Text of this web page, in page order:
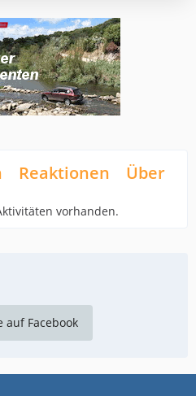
Reaktionen Über
vorhanden.
auf Facebook